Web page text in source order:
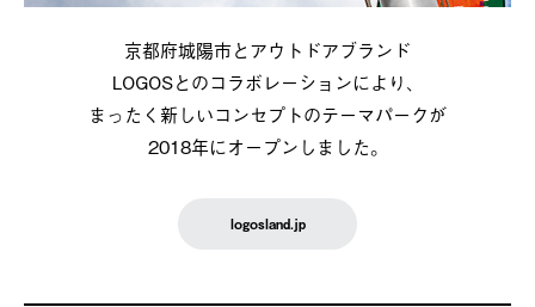
京都府城陽市とアウトドアブランド
LOGOSとのコラボレーションにより、
まったく新しいコンセプトのテーマパークが
2018年にオープンしました。
logosland.jp